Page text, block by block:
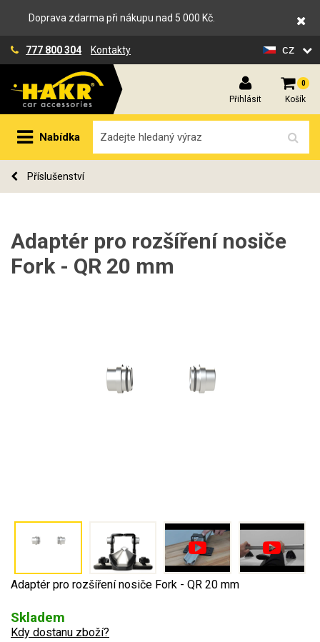
Doprava zdarma při nákupu nad 5 000 Kč.
777 800 304 Kontakty cz
Přihlásit
0
Košík
Nabídka
Příslušenství
Adaptér pro rozšíření nosiče
Fork - QR 20 mm
Adaptér pro rozšíření nosiče Fork - QR 20 mm
Skladem
Kdy dostanu zboží?